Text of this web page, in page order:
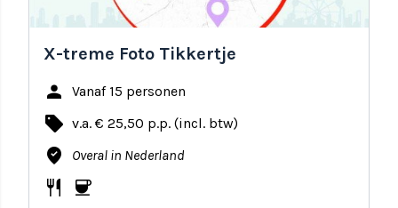
X-treme Foto Tikkertje
person Vanaf 15 personen
local_offer v.a. € 25,50 p.p. (incl. btw)
where_to_vote Overal in Nederland
restaurant coffee